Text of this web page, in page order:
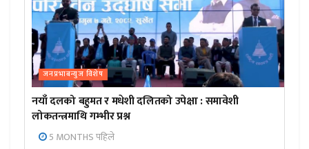
जनप्रभाबन्युज विशेष
नयाँ दलको बहुमत र मधेशी दलितको उपेक्षा : समावेशी
लोकतन्त्रमाथि गम्भीर प्रश्न
5 MONTHS पहिले